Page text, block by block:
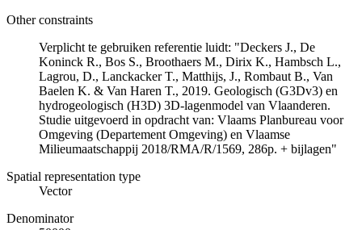
Other constraints
Verplicht te gebruiken referentie luidt: "Deckers J., De
Koninck R., Bos S., Broothaers M., Dirix K., Hambsch L.,
Lagrou, D., Lanckacker T., Matthijs, J., Rombaut B., Van
Baelen K. & Van Haren T., 2019. Geologisch (G3Dv3) en
hydrogeologisch (H3D) 3D-lagenmodel van Vlaanderen.
Studie uitgevoerd in opdracht van: Vlaams Planbureau voor
Omgeving (Departement Omgeving) en Vlaamse
Milieumaatschappij 2018/RMA/R/1569, 286p. + bijlagen"
Spatial representation type
Vector
Denominator